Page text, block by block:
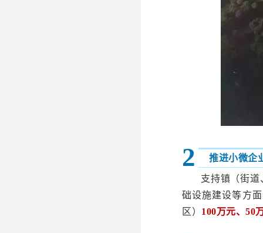
2 推进小微企
支持镇（街
础设施建设等方
区） 100万元、50